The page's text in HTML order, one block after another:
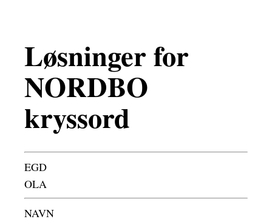
Løsninger for
NORDBO
kryssord
EGD
OLA
NAVN